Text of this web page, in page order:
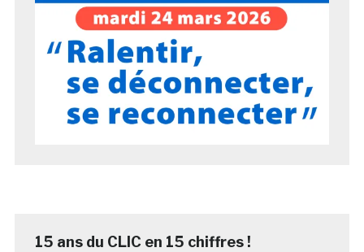
15 ans du CLIC en 15 chiffres !